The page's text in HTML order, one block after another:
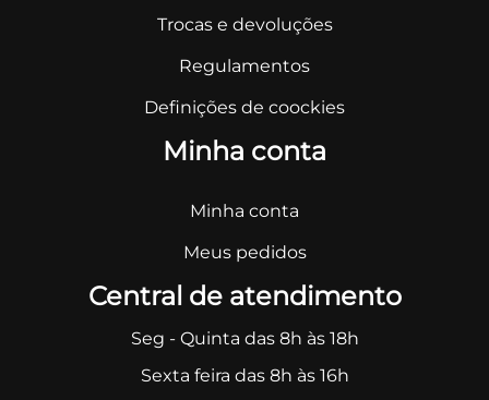
Trocas e devoluções
Regulamentos
Definições de coockies
Minha conta
Minha conta
Meus pedidos
Central de atendimento
Seg - Quinta das 8h às 18h
Sexta feira das 8h às 16h